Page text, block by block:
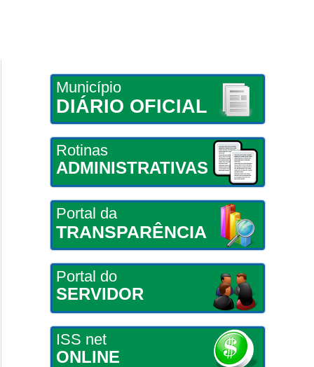
Município
DIÁRIO OFICIAL
Rotinas
ADMINISTRATIVAS
Portal da
TRANSPARÊNCIA
Portal do
SERVIDOR
ISS net
ONLINE